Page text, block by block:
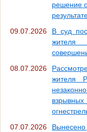
решение
09.07.2026
В суд
жителя
08.07.2026
жителя
07.07.2026